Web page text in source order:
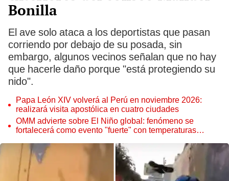
Bonilla
El ave solo ataca a los deportistas que pasan
corriendo por debajo de su posada, sin
embargo, algunos vecinos señalan que no hay
que hacerle daño porque "está protegiendo su
nido".
Papa León XIV volverá al Perú en noviembre 2026:
realizará visita apostólica en cuatro ciudades
OMM advierte sobre El Niño global: fenómeno se
fortalecerá como evento "fuerte" con temperaturas